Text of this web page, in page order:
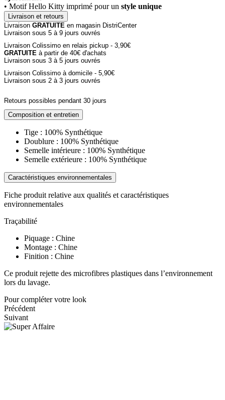
• Motif Hello Kitty imprimé pour un style unique
Livraison et retours
Livraison GRATUITE en magasin DistriCenter
Livraison sous 5 à 9 jours ouvrés
Livraison Colissimo en relais pickup - 3,90€
GRATUITE à partir de 40€ d'achats
Livraison sous 3 à 5 jours ouvrés
Livraison Colissimo à domicile - 5,90€
Livraison sous 2 à 3 jours ouvrés
Retours possibles pendant 30 jours
Composition et entretien
Tige : 100% Synthétique
Doublure : 100% Synthétique
Semelle intérieure : 100% Synthétique
Semelle extérieure : 100% Synthétique
Caractéristiques environnementales
Fiche produit relative aux qualités et caractéristiques
environnementales
Traçabilité
Piquage : Chine
Montage : Chine
Finition : Chine
Ce produit rejette des microfibres plastiques dans l’environnement
lors du lavage.
Pour compléter votre look
Précédent
Suivant